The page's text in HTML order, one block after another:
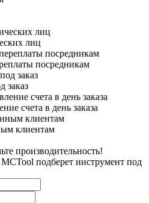
лиц
посредникам
заказ
счета в день заказа
клиентам
производительность!
подберет инструмент под